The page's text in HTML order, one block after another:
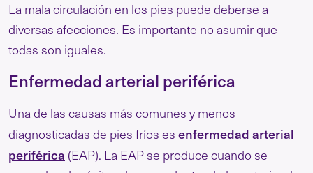
La mala circulación en los pies puede deberse a
diversas afecciones. Es importante no asumir que
todas son iguales.
Enfermedad arterial periférica
Una de las causas más comunes y menos
diagnosticadas de pies fríos es enfermedad arterial
periférica (EAP). La EAP se produce cuando se